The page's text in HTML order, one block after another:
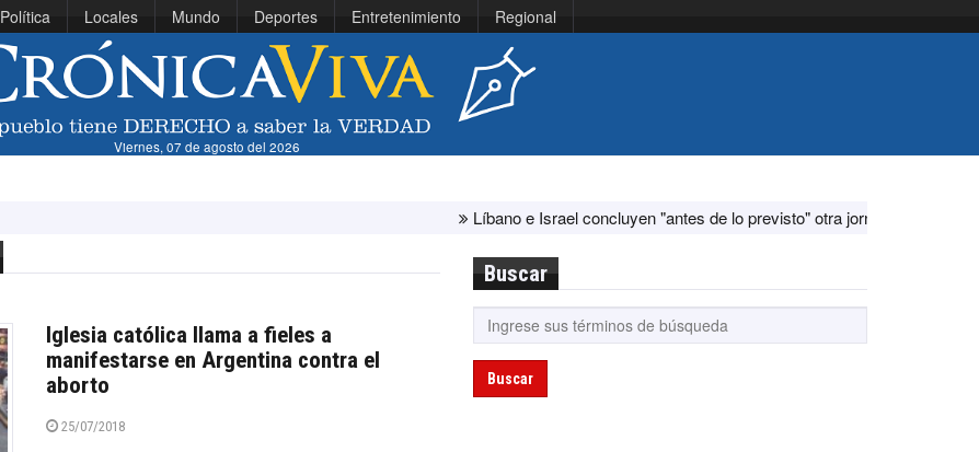
Política Locales Mundo Deportes Entretenimiento Regional
Viernes, 07 de agosto del 2026
Líbano e Israel concluyen "antes de lo previsto" otra jornada de diálogo por
Iglesia católica llama a fieles a
manifestarse en Argentina contra el
aborto
25/07/2018
Buscar
Buscar